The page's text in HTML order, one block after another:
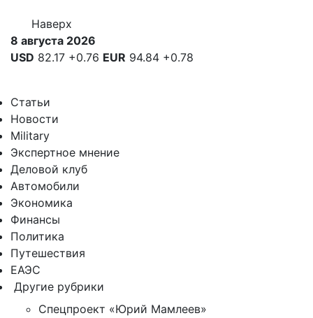
Наверх
8 августа 2026
USD 82.17 +0.76 EUR 94.84 +0.78
Статьи
Новости
Military
Экспертное мнение
Деловой клуб
Автомобили
Экономика
Финансы
Политика
Путешествия
ЕАЭС
Другие рубрики
Спецпроект «Юрий Мамлеев»